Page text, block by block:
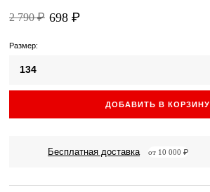
2 790 ₽ 698 ₽
Размер:
134
ДОБАВИТЬ В КОРЗИНУ
Бесплатная доставка от 10 000 ₽